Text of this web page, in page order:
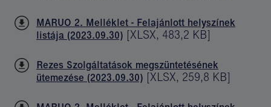
MARUO 2. Melléklet - Felajánlott helyszínek
listája (2023.09.30) [XLSX, 483,2 KB]
Rezes Szolgáltatások megszüntetésének
ütemezése (2023.09.30) [XLSX, 259,8 KB]